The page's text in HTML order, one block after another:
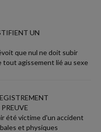
UN
que nul ne doit subir
tout agissement lié au sexe
été victime d'un accident
et physiques